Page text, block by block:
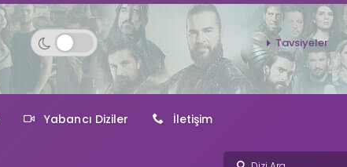
Tavsiyeler
Yabancı Diziler İletişim